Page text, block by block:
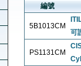
編號
5B1013CM
可
PS1131CM